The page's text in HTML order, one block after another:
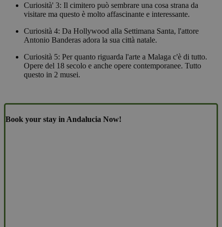
Curiosità' 3: Il cimitero può sembrare una cosa strana da
visitare ma questo è molto affascinante e interessante.
Curiosità 4: Da Hollywood alla Settimana Santa, l'attore
Antonio Banderas adora la sua città natale.
Curiosità 5: Per quanto riguarda l'arte a Malaga c'è di tutto.
Opere del 18 secolo e anche opere contemporanee. Tutto
questo in 2 musei.
Book your stay in Andalucia Now!